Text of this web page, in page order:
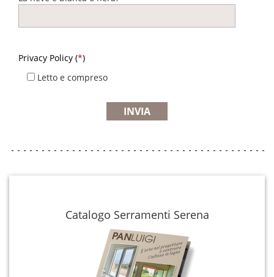
Privacy Policy (*)
Letto e compreso
Catalogo Serramenti Serena